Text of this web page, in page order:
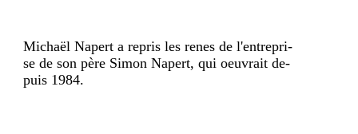
Michaël Napert a repris les renes de l'entrepri-
se de son père Simon Napert, qui oeuvrait de-
puis 1984.